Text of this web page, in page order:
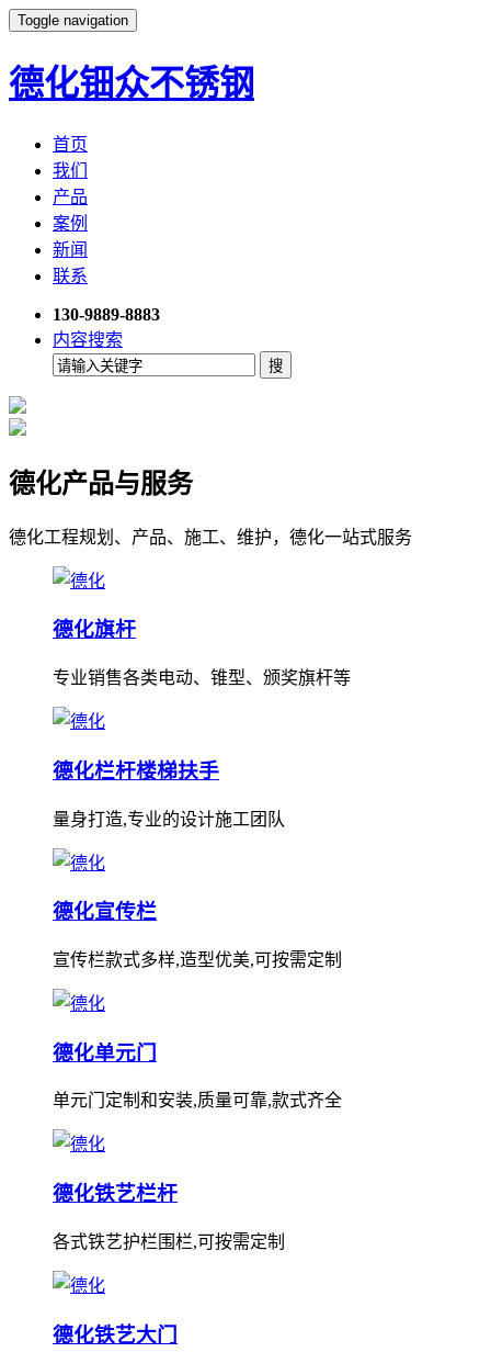
Toggle navigation
德化钿众不锈钢
首页
我们
产品
案例
新闻
联系
130-9889-8883
内容搜索
德化产品与服务
德化工程规划、产品、施工、维护，德化一站式服务
德化旗杆
专业销售各类电动、锥型、颁奖旗杆等
德化栏杆楼梯扶手
量身打造,专业的设计施工团队
德化宣传栏
宣传栏款式多样,造型优美,可按需定制
德化单元门
单元门定制和安装,质量可靠,款式齐全
德化铁艺栏杆
各式铁艺护栏围栏,可按需定制
德化铁艺大门